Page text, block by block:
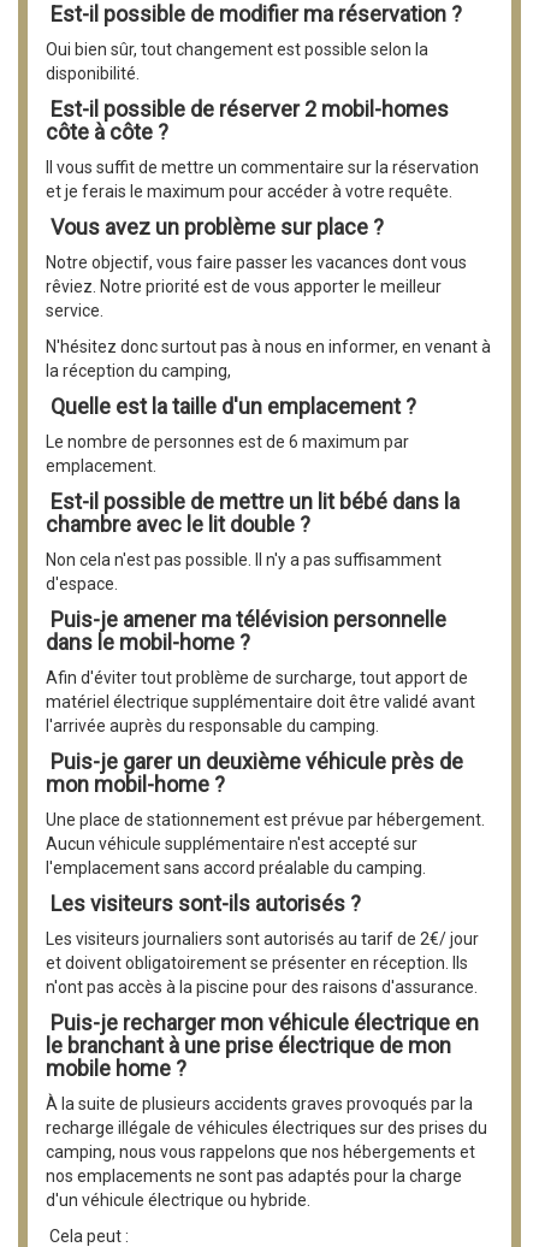
Est-il possible de modifier ma réservation ?
Oui bien sûr, tout changement est possible selon la
disponibilité.
Est-il possible de réserver 2 mobil-homes
côte à côte ?
Il vous suffit de mettre un commentaire sur la réservation
et je ferais le maximum pour accéder à votre requête.
Vous avez un problème sur place ?
Notre objectif, vous faire passer les vacances dont vous
rêviez. Notre priorité est de vous apporter le meilleur
service.
N'hésitez donc surtout pas à nous en informer, en venant à
la réception du camping,
Quelle est la taille d'un emplacement ?
Le nombre de personnes est de 6 maximum par
emplacement.
Est-il possible de mettre un lit bébé dans la
chambre avec le lit double ?
Non cela n'est pas possible. Il n'y a pas suffisamment
d'espace.
Puis-je amener ma télévision personnelle
dans le mobil-home ?
Afin d'éviter tout problème de surcharge, tout apport de
matériel électrique supplémentaire doit être validé avant
l'arrivée auprès du responsable du camping.
Puis-je garer un deuxième véhicule près de
mon mobil-home ?
Une place de stationnement est prévue par hébergement.
Aucun véhicule supplémentaire n'est accepté sur
l'emplacement sans accord préalable du camping.
Les visiteurs sont-ils autorisés ?
Les visiteurs journaliers sont autorisés au tarif de 2€/ jour
et doivent obligatoirement se présenter en réception. Ils
n'ont pas accès à la piscine pour des raisons d'assurance.
Puis-je recharger mon véhicule électrique en
le branchant à une prise électrique de mon
mobile home ?
À la suite de plusieurs accidents graves provoqués par la
recharge illégale de véhicules électriques sur des prises du
camping, nous vous rappelons que nos hébergements et
nos emplacements ne sont pas adaptés pour la charge
d'un véhicule électrique ou hybride.
Cela peut :